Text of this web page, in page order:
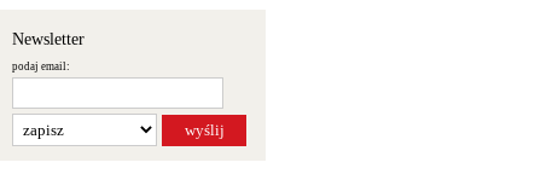
Newsletter
podaj email: